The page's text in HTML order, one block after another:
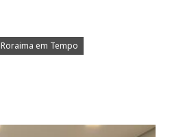
Roraima em Tempo